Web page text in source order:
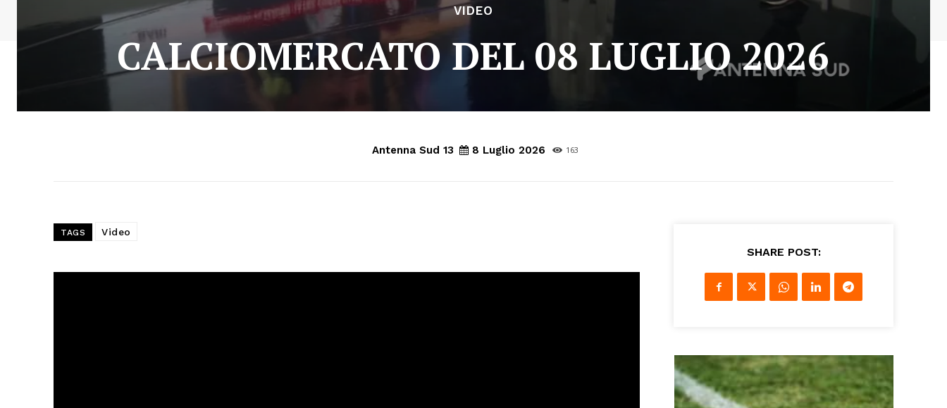
VIDEO
CALCIOMERCATO DEL 08 LUGLIO 2026
Antenna Sud 13 8 Luglio 2026 163
TAGS Video
SHARE POST: